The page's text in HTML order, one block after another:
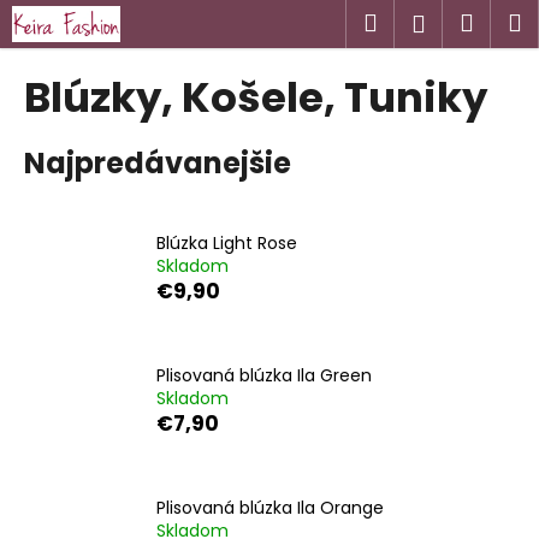
Prejsť
na
obsah
Hľadať
Blúzky, Košele, Tuniky
Najpredávanejšie
Blúzka Light Rose
Skladom
€9,90
Plisovaná blúzka Ila Green
Skladom
€7,90
Plisovaná blúzka Ila Orange
Skladom
K
o
o